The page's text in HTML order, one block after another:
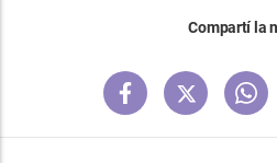
Compartí la